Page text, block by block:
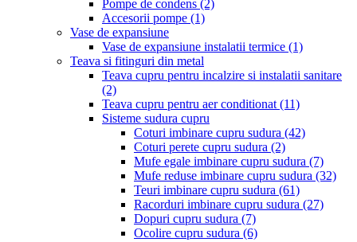
Pompe de condens (2)
Accesorii pompe (1)
Vase de expansiune
Vase de expansiune instalatii termice (1)
Teava si fitinguri din metal
Teava cupru pentru incalzire si instalatii sanitare
(2)
Teava cupru pentru aer conditionat (11)
Sisteme sudura cupru
Coturi imbinare cupru sudura (42)
Coturi perete cupru sudura (2)
Mufe egale imbinare cupru sudura (7)
Mufe reduse imbinare cupru sudura (32)
Teuri imbinare cupru sudura (61)
Racorduri imbinare cupru sudura (27)
Dopuri cupru sudura (7)
Ocolire cupru sudura (6)